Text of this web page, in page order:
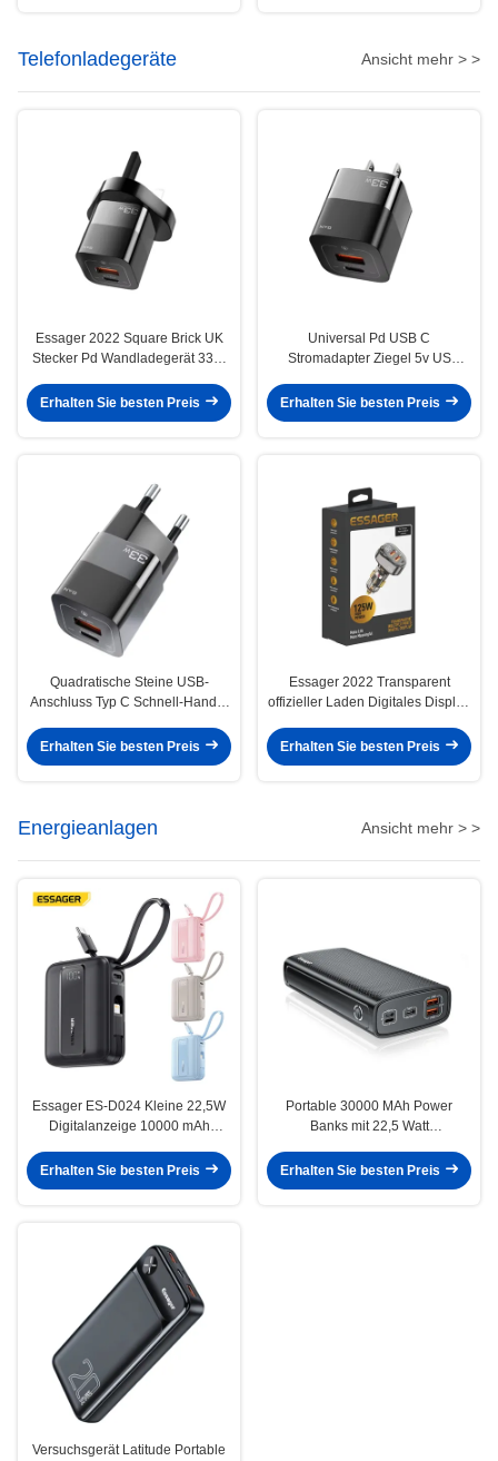
Telefonladegeräte Ansicht mehr > >
Essager 2022 Square Brick UK
Stecker Pd Wandladegerät 33W
Anschlüsse
Erhalten Sie besten Preis
Universal Pd USB C
Stromadapter Ziegel 5v US
Erhalten Sie besten Preis
Quadratische Steine USB-
Anschluss Typ C Schnell-Handy-
Stecker
Erhalten Sie besten Preis
Essager 2022 Transparent
offizieller Laden Digitales Display
C Port Ladegerät
Erhalten Sie besten Preis
Energieanlagen Ansicht mehr > >
Essager ES-D024 Kleine 22,5W
Digitalanzeige 10000 mAh
integriertem Kabel
Erhalten Sie besten Preis
Portable 30000 MAh Power
Banks mit 22,5 Watt
Ausgabe
Erhalten Sie besten Preis
Versuchsgerät Latitude Portable